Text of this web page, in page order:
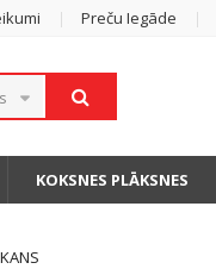
Preču Iegāde
KOKSNES PLĀKSNES